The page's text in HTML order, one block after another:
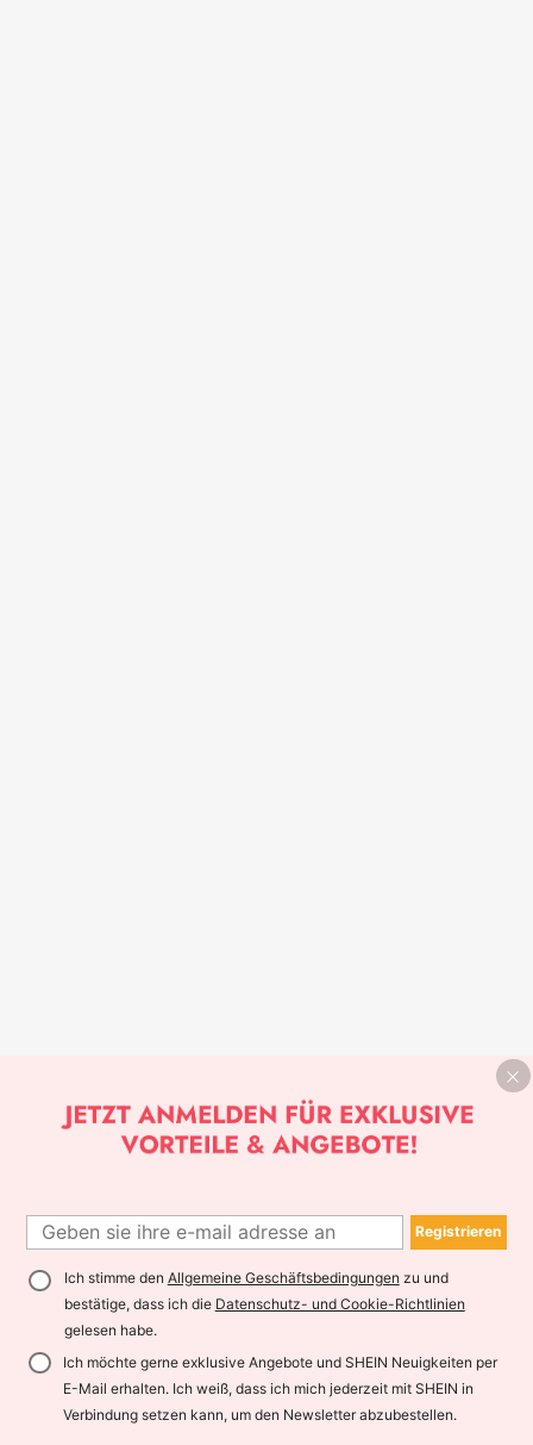
Registrieren
Ich stimme den Allgemeine Geschäftsbedingungen zu und
bestätige, dass ich die Datenschutz- und Cookie-Richtlinien
gelesen habe.
Ich möchte gerne exklusive Angebote und SHEIN Neuigkeiten per
E-Mail erhalten. Ich weiß, dass ich mich jederzeit mit SHEIN in
Verbindung setzen kann, um den Newsletter abzubestellen.